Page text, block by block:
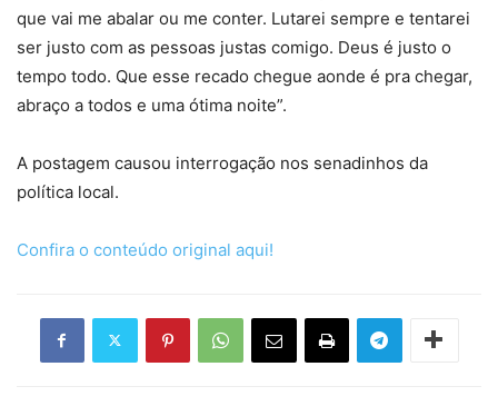
que vai me abalar ou me conter. Lutarei sempre e tentarei
ser justo com as pessoas justas comigo. Deus é justo o
tempo todo. Que esse recado chegue aonde é pra chegar,
abraço a todos e uma ótima noite”.
A postagem causou interrogação nos senadinhos da
política local.
Confira o conteúdo original aqui!